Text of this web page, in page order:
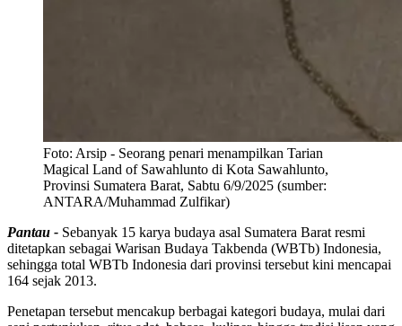
Foto: Arsip - Seorang penari menampilkan Tarian
Magical Land of Sawahlunto di Kota Sawahlunto,
Provinsi Sumatera Barat, Sabtu 6/9/2025 (sumber:
ANTARA/Muhammad Zulfikar)
Pantau - Sebanyak 15 karya budaya asal Sumatera Barat resmi
ditetapkan sebagai Warisan Budaya Takbenda (WBTb) Indonesia,
sehingga total WBTb Indonesia dari provinsi tersebut kini mencapai
164 sejak 2013.
Penetapan tersebut mencakup berbagai kategori budaya, mulai dari